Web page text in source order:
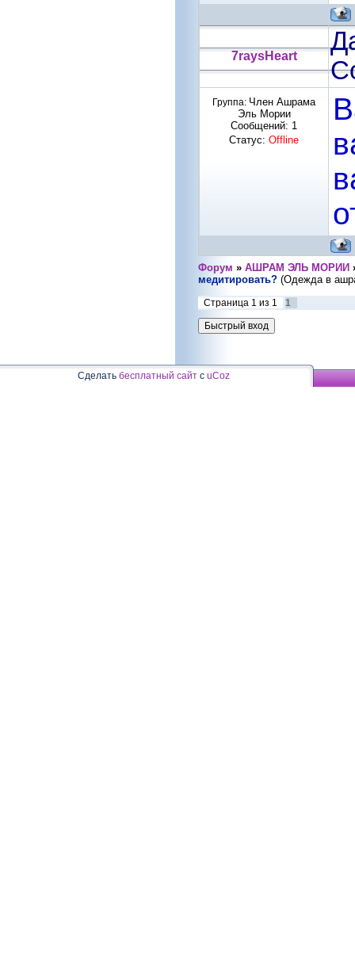
7raysHeart
Группа: Член Ашрама
Эль Мории
Сообщений: 1
Статус: Offline
Форум » АШРАМ ЭЛЬ МОРИИ
медитировать? (Одежда в
Страница 1 из 1 1
Сделать бесплатный сайт с uCoz